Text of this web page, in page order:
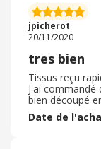
parfaitement
sont
permettre de
ce site, je vais
tissus pour un
jpicherot
20/11/2020
tres bien
Tissus reçu
J'ai
bien découpé
tissus. net
la commande
Date de